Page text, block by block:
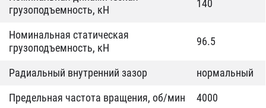
грузоподъемность, кН
140
Номинальная статическая
грузоподъемность, кН
96.5
Радиальный внутренний зазор
нормальный
Предельная частота вращения, об/мин
4000